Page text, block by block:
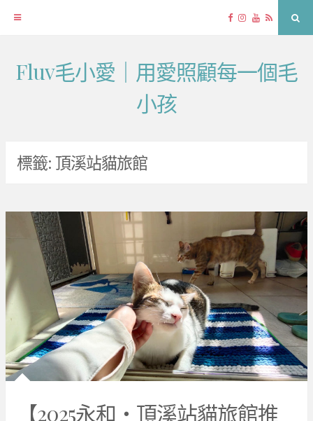
Skip
Facebook
Instagram
YouTube
RSS
Fluv毛小愛｜用愛照顧每一個毛
小孩
標籤: 頂溪站貓旅館
【2025永和・頂溪站貓旅館推